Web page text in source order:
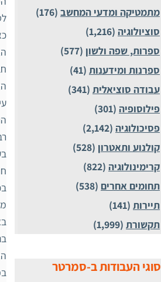
מתמטיקה ומדעי המחשב (176)
סוציולוגיה (1,216)
ספרות, שפה ולשון (577)
ספרנות ומידענות (41)
עבודה סוציאלית (341)
פילוסופיה (301)
פסיכולוגיה (2,142)
קולנוע ותאטרון (528)
קרימינולוגיה (822)
תחומים אחרים (538)
תיירות (141)
תקשורת (1,999)
סוגי העבודות ב-סמרטר